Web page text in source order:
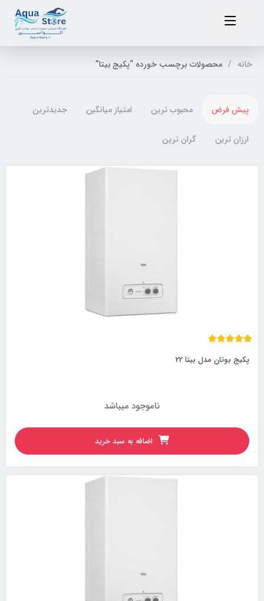
خانه محصولات برچسب خورده “پکیج بیتا”
پیش فرض محبوب ترین امتیاز میانگین جدیدترین
ارزان ترین گران ترین
پکیج بوتان مدل بیتا 22
ناموجود میباشد
اضافه به سبد خرید